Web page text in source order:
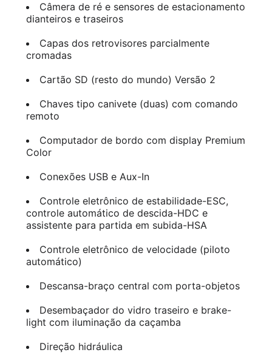
Câmera de ré e sensores de estacionamento
dianteiros e traseiros
Capas dos retrovisores parcialmente
cromadas
Cartão SD (resto do mundo) Versão 2
Chaves tipo canivete (duas) com comando
remoto
Computador de bordo com display Premium
Color
Conexões USB e Aux-In
Controle eletrônico de estabilidade-ESC,
controle automático de descida-HDC e
assistente para partida em subida-HSA
Controle eletrônico de velocidade (piloto
automático)
Descansa-braço central com porta-objetos
Desembaçador do vidro traseiro e brake-
light com iluminação da caçamba
Direção hidráulica